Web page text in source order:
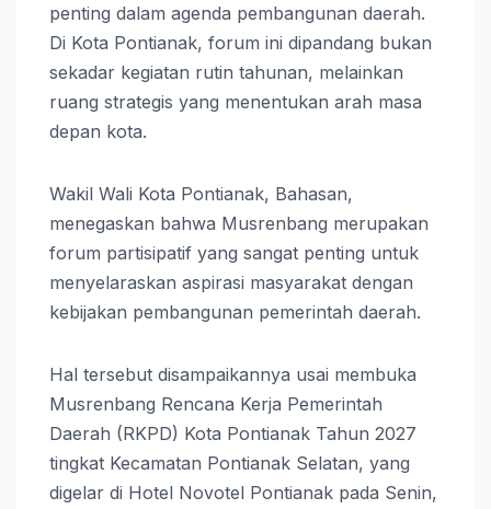
penting dalam agenda pembangunan daerah.
Di Kota Pontianak, forum ini dipandang bukan
sekadar kegiatan rutin tahunan, melainkan
ruang strategis yang menentukan arah masa
depan kota.
Wakil Wali Kota Pontianak, Bahasan,
menegaskan bahwa Musrenbang merupakan
forum partisipatif yang sangat penting untuk
menyelaraskan aspirasi masyarakat dengan
kebijakan pembangunan pemerintah daerah.
Hal tersebut disampaikannya usai membuka
Musrenbang Rencana Kerja Pemerintah
Daerah (RKPD) Kota Pontianak Tahun 2027
tingkat Kecamatan Pontianak Selatan, yang
digelar di Hotel Novotel Pontianak pada Senin,